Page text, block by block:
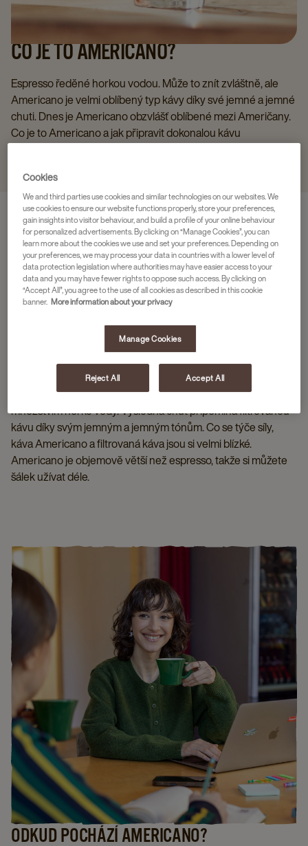
CO JE TO AMERICANO?
Espresso ředěné horkou vodou. Může to znít zvláštně, ale
Americano je velmi oblíbený typ kávy díky své jemné a jemné
chuti. Dnes je Americano obzvlášť oblíbené mezi Američany.
Co je to Americano a jak připravit dokonalou kávu
CO JE TO AMERICANO?
Americano se skládá z espressa, ředěného stejným
množstvím horké vody. Výsledná chuť připomíná filtrovanou
kávu díky svým jemným a jemným tónům. Co se týče síly,
káva Americano a filtrovaná káva jsou si velmi blízké.
Americano je objemově větší než espresso, takže si můžete
šálek užívat déle.
ODKUD POCHÁZÍ AMERICANO?
Cookies
We and third parties use cookies and similar technologies on our websites. We
use cookies to ensure our website functions properly, store your preferences,
gain insights into visitor behaviour, and build a profile of your online behaviour
for personalized advertisements. By clicking on “Manage Cookies”, you can
learn more about the cookies we use and set your preferences. Depending on
your preferences, we may process your data in countries with a lower level of
data protection legislation where authorities may have easier access to your
data and you may have fewer rights to oppose such access. By clicking on
“Accept All”, you agree to the use of all cookies as described in this cookie
banner. More information about your privacy
Manage Cookies
Reject All Accept All